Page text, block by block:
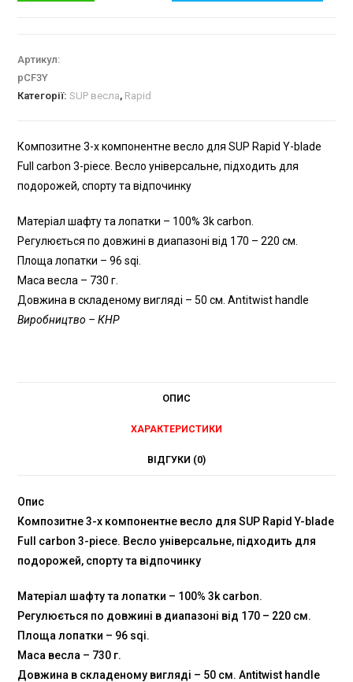
Артикул:
pCF3Y
Категорії:SUP весла, Rapid
Композитне 3-х компонентне весло для SUP Rapid Y-blade
Full carbon 3-piece. Весло універсальне, підходить для
подорожей, спорту та відпочинку
Матеріал шафту та лопатки – 100% 3k carbon.
Регулюється по довжині в диапазоні від 170 – 220 см.
Площа лопатки – 96 sqi.
Маса весла – 730 г.
Довжина в складеному вигляді – 50 см. Antitwist handle
Виробництво – КНР
ОПИС
ХАРАКТЕРИСТИКИ
ВІДГУКИ (0)
Опис
Композитне 3-х компонентне весло для SUP Rapid Y-blade
Full carbon 3-piece. Весло універсальне, підходить для
подорожей, спорту та відпочинку
Матеріал шафту та лопатки – 100% 3k carbon.
Регулюється по довжині в диапазоні від 170 – 220 см.
Площа лопатки – 96 sqi.
Маса весла – 730 г.
Довжина в складеному вигляді – 50 см. Antitwist handle